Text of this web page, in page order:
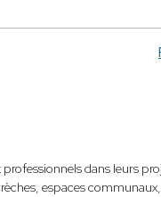
dans leurs
espaces